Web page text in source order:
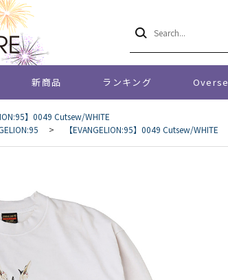
新商品 ランキング
】0049 Cutsew/WHITE
> 【EVANGELION:95】0049 Cutsew/WHITE